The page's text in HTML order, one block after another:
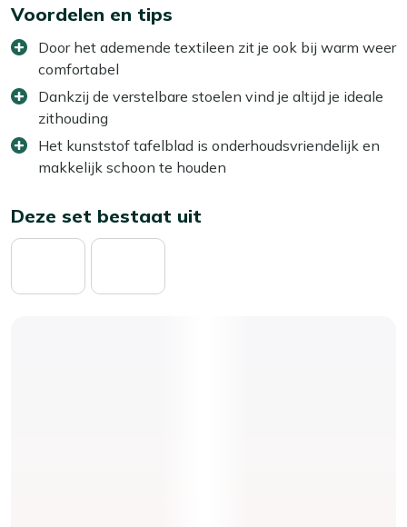
Voordelen en tips
Door het ademende textileen zit je ook bij warm weer
comfortabel
Dankzij de verstelbare stoelen vind je altijd je ideale
zithouding
Het kunststof tafelblad is onderhoudsvriendelijk en
makkelijk schoon te houden
Deze set bestaat uit